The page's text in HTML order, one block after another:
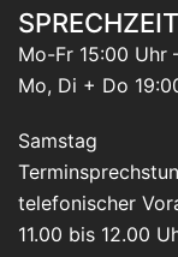
Mo-Fr 15:00 Uhr
Mo, Di + Do
Samstag
telefonischer
11.00 bis 12.00